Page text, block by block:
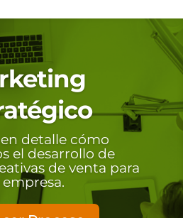
detalle cómo
el desarrollo de
de venta para
empresa.